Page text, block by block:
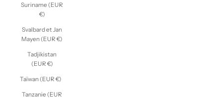
Suriname (EUR
€)
Svalbard et Jan
Mayen (EUR €)
Tadjikistan
(EUR €)
Taïwan (EUR €)
Tanzanie (EUR